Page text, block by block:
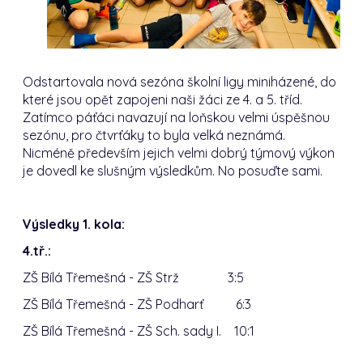
Odstartovala nová sezóna školní ligy miniházené, do
které jsou opět zapojeni naši žáci ze 4. a 5. tříd.
Zatímco páťáci navazují na loňskou velmi úspěšnou
sezónu, pro čtvrťáky to byla velká neznámá.
Nicméně především jejich velmi dobrý týmový výkon
je dovedl ke slušným výsledkům. No posuďte sami.
Výsledky 1. kola:
4.tř.:
ZŠ Bílá Třemešná - ZŠ Strž 3:5
ZŠ Bílá Třemešná - ZŠ Podharť 6:3
ZŠ Bílá Třemešná - ZŠ Sch. sady I. 10:1